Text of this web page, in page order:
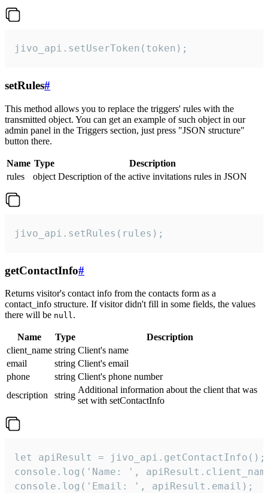
jivo_api.setUserToken(token);
setRules#
This method allows you to replace the triggers' rules with the
transmitted object. You can get an example of such object in our
admin panel in the Triggers section, just press "JSON structure"
button there.
Name Type
Description
rules
object Description of the active invitations rules in JSON
jivo_api.setRules(rules);
getContactInfo#
Returns visitor's contact info from the contacts form as a
contact_info structure. If visitor didn't fill in some fields, the values
there will be null.
Name Type
Description
client_name string Client's name
email
string Client's email
phone
string Client's phone number
description
string
Additional information about the client that was
set with setContactInfo
let apiResult = jivo_api.getContactInfo();
console.log('Name: ',
console.log('Email: ', apiResult.email);